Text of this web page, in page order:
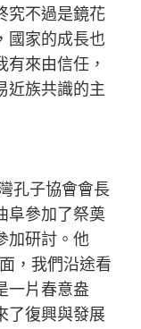
究不過是鏡花
國家的成長也
來由信任，
近族共識的主
子協會會長
阜參加了祭奠
加研討。他
，我們沿途看
一片春意盎
了復興與發展